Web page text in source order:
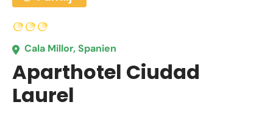
Cala Millor, Spanien
Aparthotel Ciudad
Laurel